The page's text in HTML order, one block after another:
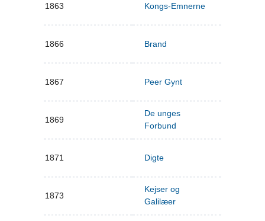
1863 Kongs-Emnerne
1866 Brand
1867 Peer Gynt
1869
De unges
Forbund
1871 Digte
1873
Kejser og
Galilæer